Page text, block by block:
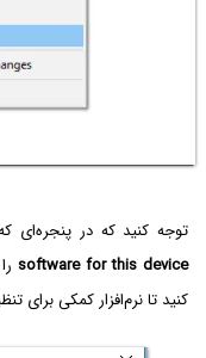
توجه کنید که در پنجره‌ای
software for this device
کنید تا نرم‌افزار کمکی برای